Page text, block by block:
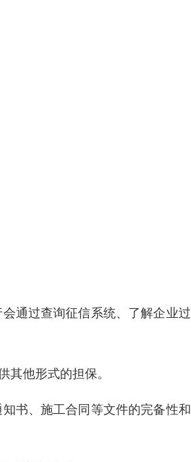
通过查询征信系统、了解企业
他形式的担保。
书、施工合同等文件的完备性